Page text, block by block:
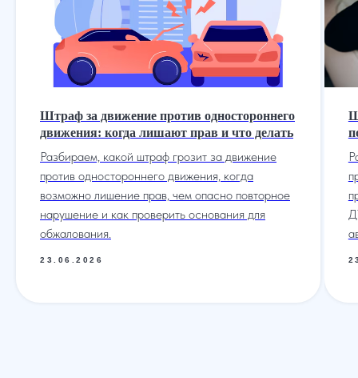
Штраф за движение против одностороннего
движения: когда лишают прав и что делать
Разбираем, какой штраф грозит за движение
против одностороннего движения, когда
возможно лишение прав, чем опасно повторное
нарушение и как проверить основания для
обжалования.
23.06.2026